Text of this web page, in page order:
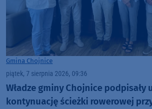
Gmina Chojnice
piątek, 7 sierpnia 2026, 09:36
Władze gminy Chojnice podpisały
kontynuację ścieżki rowerowej